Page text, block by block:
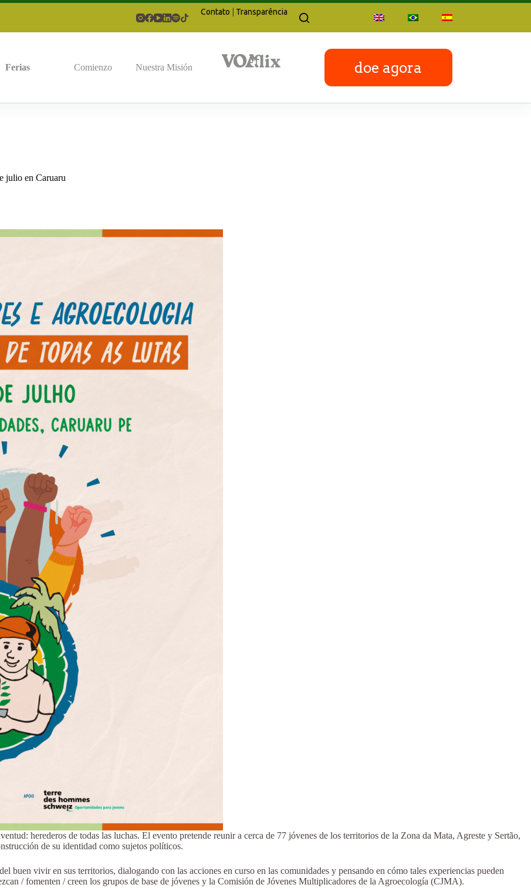
Contato | Transparência
Ferias Comienzo Nuestra Misión doe agora
julio en Caruaru
herederos de todas las luchas. El evento pretende reunir a cerca de 77 jóvenes de los territorios de la Zona da Mata, Agreste y Sertão,
de su identidad como sujetos políticos.
buen vivir en sus territorios, dialogando con las acciones en curso en las comunidades y pensando en cómo tales experiencias pueden
/ fomenten / creen los grupos de base de jóvenes y la Comisión de Jóvenes Multiplicadores de la Agroecología (CJMA).